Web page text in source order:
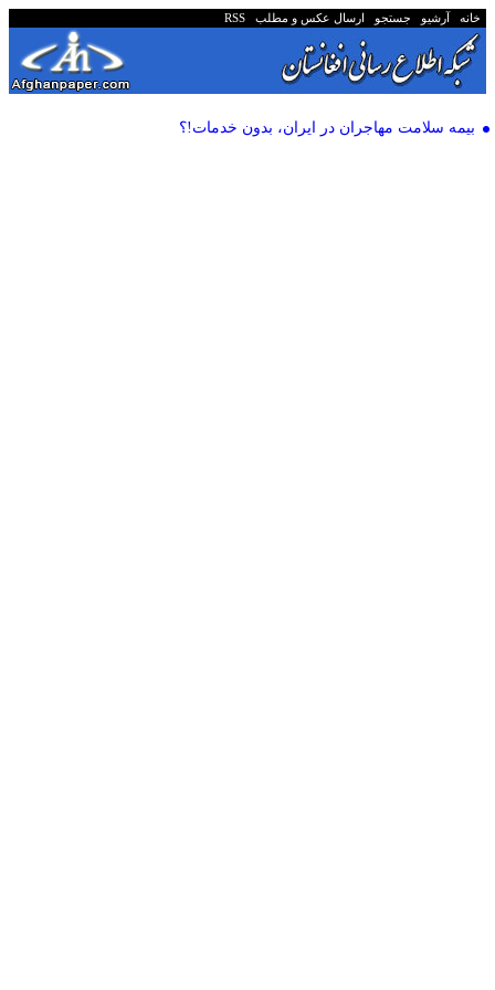
خانه آرشیو جستجو ارسال عکس و مطلب RSS
بیمه سلامت مهاجران در ایران، بدون خدمات!؟